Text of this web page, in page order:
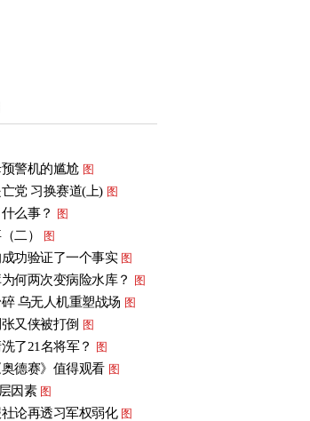
警机的尴尬 图
党 习换赛道(上) 图
么事？ 图
二） 图
功验证了一个事实 图
何两次变病险水库？ 图
乌无人机重塑战场 图
又侠被打倒 图
了21名将军？ 图
德赛》值得观看 图
因素 图
论再透习军权弱化 图